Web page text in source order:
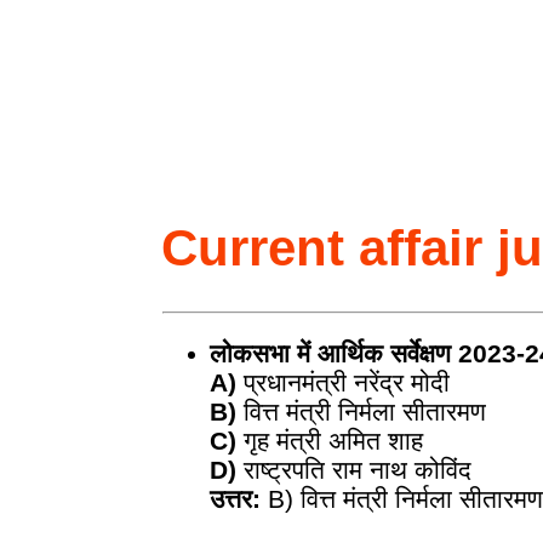
Current affair
लोकसभा में आर्थिक सर्वेक्षण 2023-
A) प्रधानमंत्री नरेंद्र मोदी
B) वित्त मंत्री निर्मला सीतारमण
C) गृह मंत्री अमित शाह
D) राष्ट्रपति राम नाथ कोविंद
उत्तर: B) वित्त मंत्री निर्मला सीतारमण